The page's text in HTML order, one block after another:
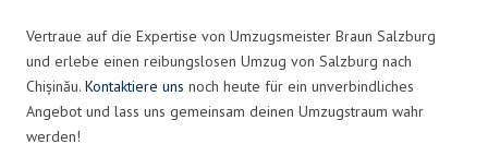
Vertraue auf die Expertise von Umzugsmeister Braun Salzburg
und erlebe einen reibungslosen Umzug von Salzburg nach
Chișinău. Kontaktiere uns noch heute für ein unverbindliches
Angebot und lass uns gemeinsam deinen Umzugstraum wahr
werden!